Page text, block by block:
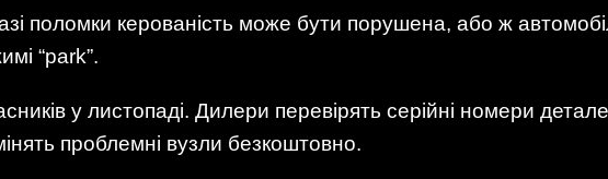
поломки керованість може бути порушена, або ж
“park”.
у листопаді. Дилери перевірять серійні номери
проблемні вузли безкоштовно.